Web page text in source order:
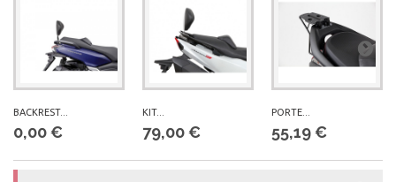
BACKREST...
0,00 €
KIT...
79,00 €
PORTE...
55,19 €